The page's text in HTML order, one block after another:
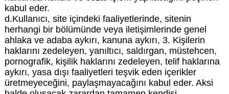
kabul eder.
d.Kullanıcı, site içindeki faaliyetlerinde, sitenin
herhangi bir bölümünde veya iletişimlerinde genel
ahlaka ve adaba aykırı, kanuna aykırı, 3. Kişilerin
haklarını zedeleyen, yanıltıcı, saldırgan, müstehcen,
pornografik, kişilik haklarını zedeleyen, telif haklarına
aykırı, yasa dışı faaliyetleri teşvik eden içerikler
üretmeyeceğini, paylaşmayacağını kabul eder. Aksi